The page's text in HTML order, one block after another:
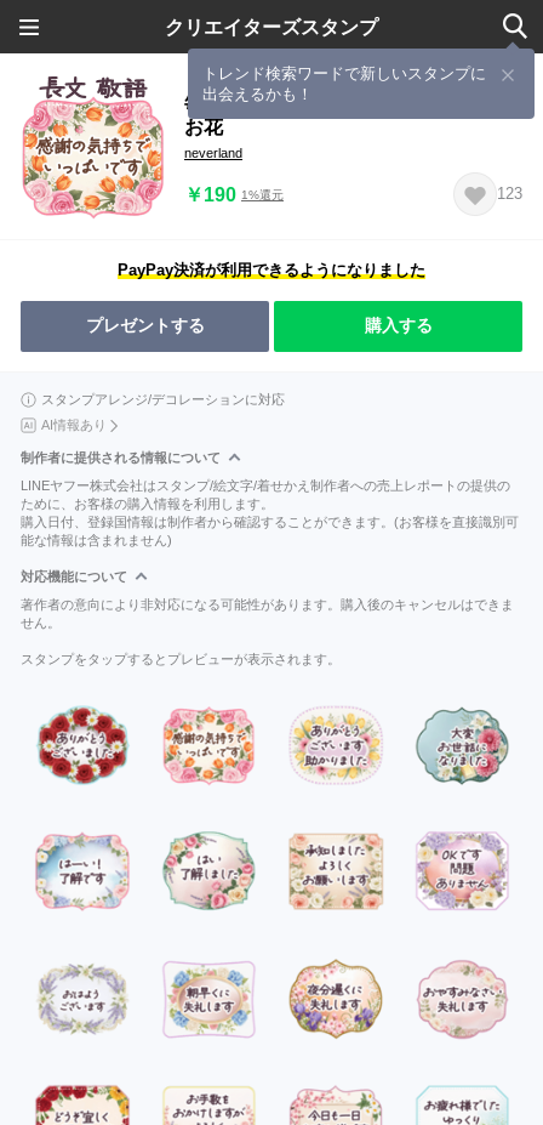
クリエイターズスタンプ
トレンド検索ワードで新しいスタンプに
出会えるかも！
毎日使える 敬語 長文 挨拶✿大人上品
お花
neverland
￥190 1%還元 123
PayPay決済が利用できるようになりました
プレゼントする 購入する
スタンプアレンジ/デコレーションに対応
AI情報あり
制作者に提供される情報について
LINEヤフー株式会社はスタンプ/絵文字/着せかえ制作者への売上レポートの提供の
ために、お客様の購入情報を利用します。
購入日付、登録国情報は制作者から確認することができます。(お客様を直接識別可
能な情報は含まれません)
対応機能について
著作者の意向により非対応になる可能性があります。購入後のキャンセルはできま
せん。
スタンプをタップするとプレビューが表示されます。